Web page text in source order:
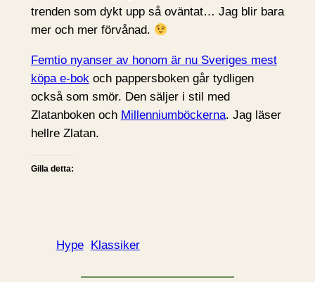
trenden som dykt upp så oväntat… Jag blir bara
mer och mer förvånad.
Femtio nyanser av honom är nu Sveriges mest
köpa e-bokoch pappersboken går tydligen
också som smör. Den säljer i stil med
Zlatanboken och Millenniumböckerna. Jag läser
hellre Zlatan.
Gilla detta:
Hype Klassiker